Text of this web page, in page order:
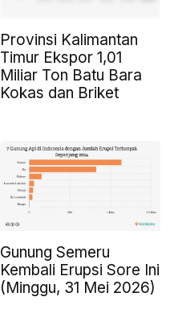
Provinsi Kalimantan
Timur Ekspor 1,01
Miliar Ton Batu Bara
Kokas dan Briket
Gunung Semeru
Kembali Erupsi Sore Ini
(Minggu, 31 Mei 2026)